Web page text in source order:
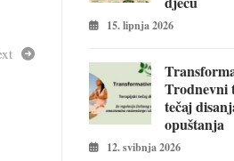
15. lipnja 2026
Trodnevni
tečaj
opuštanja
12. svibnja 2026